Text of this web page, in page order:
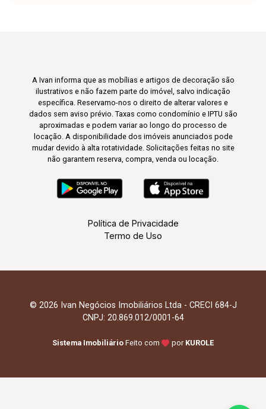
A Ivan informa que as mobílias e artigos de decoração são
ilustrativos e não fazem parte do imóvel, salvo indicação
específica. Reservamo-nos o direito de alterar valores e
dados sem aviso prévio. Taxas como condomínio e IPTU são
aproximadas e podem variar ao longo do processo de
locação. A disponibilidade dos imóveis anunciados pode
mudar devido à alta rotatividade. Solicitações feitas no site
não garantem reserva, compra, venda ou locação.
Política de Privacidade
Termo de Uso
© 2026 Ivan Negócios Imobiliários Ltda - CRECI 684-J
CNPJ: 20.869.012/0001-64
Sistema Imobiliário Feito com por KUROLE